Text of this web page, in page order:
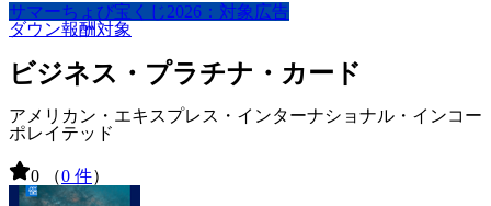
サマーちょび宝くじ2026：対象広告
ダウン報酬対象
ビジネス・プラチナ・カード
アメリカン・エキスプレス・インターナショナル・インコー
ポレイテッド
0 （0 件）